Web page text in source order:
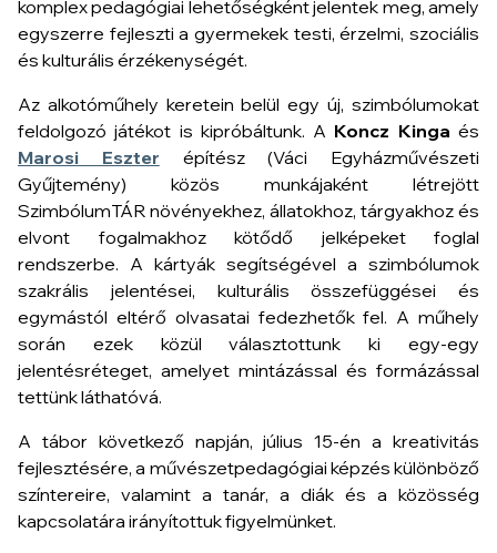
komplex pedagógiai lehetőségként jelentek meg, amely
egyszerre fejleszti a gyermekek testi, érzelmi, szociális
és kulturális érzékenységét.
Az alkotóműhely keretein belül egy új, szimbólumokat
feldolgozó játékot is kipróbáltunk. A Koncz Kinga és
Marosi Eszter építész (Váci Egyházművészeti
Gyűjtemény) közös munkájaként létrejött
SzimbólumTÁR növényekhez, állatokhoz, tárgyakhoz és
elvont fogalmakhoz kötődő jelképeket foglal
rendszerbe. A kártyák segítségével a szimbólumok
szakrális jelentései, kulturális összefüggései és
egymástól eltérő olvasatai fedezhetők fel. A műhely
során ezek közül választottunk ki egy-egy
jelentésréteget, amelyet mintázással és formázással
tettünk láthatóvá.
A tábor következő napján, július 15-én a kreativitás
fejlesztésére, a művészetpedagógiai képzés különböző
színtereire, valamint a tanár, a diák és a közösség
kapcsolatára irányítottuk figyelmünket.